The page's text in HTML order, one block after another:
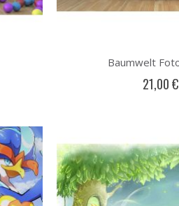
Baumwelt
21,00 €